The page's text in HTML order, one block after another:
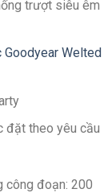
trượt siêu êm
Goodyear Welted
đặt theo yêu cầu
công đoạn: 200